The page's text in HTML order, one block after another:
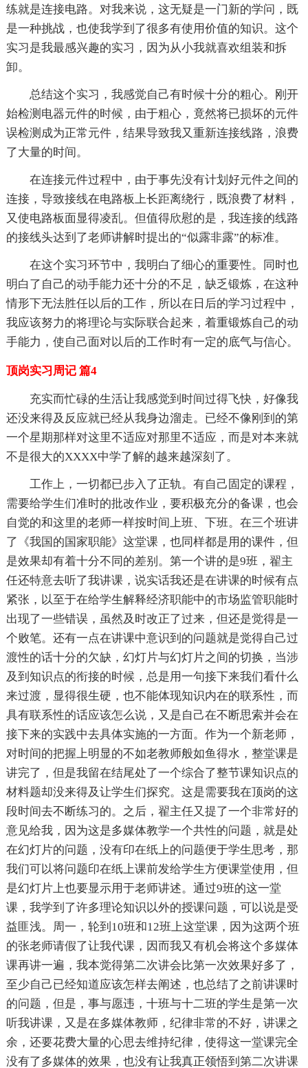
练就是连接电路。对我来说，这无疑是一门新的学问，既
是一种挑战，也使我学到了很多有使用价值的知识。这个
实习是我最感兴趣的实习，因为从小我就喜欢组装和拆
卸。
总结这个实习，我感觉自己有时候十分的粗心。刚开
始检测电器元件的时候，由于粗心，竟然将已损坏的元件
误检测成为正常元件，结果导致我又重新连接线路，浪费
了大量的时间。
在连接元件过程中，由于事先没有计划好元件之间的
连接，导致接线在电路板上长距离绕行，既浪费了材料，
又使电路板面显得凌乱。但值得欣慰的是，我连接的线路
的接线头达到了老师讲解时提出的“似露非露”的标准。
在这个实习环节中，我明白了细心的重要性。同时也
明白了自己的动手能力还十分的不足，缺乏锻炼，在这种
情形下无法胜任以后的工作，所以在日后的学习过程中，
我应该努力的将理论与实际联合起来，着重锻炼自己的动
手能力，使自己面对以后的工作时有一定的底气与信心。
顶岗实习周记 篇4
充实而忙碌的生活让我感觉到时间过得飞快，好像我
还没来得及反应就已经从我身边溜走。已经不像刚到的第
一个星期那样对这里不适应对那里不适应，而是对本来就
不是很大的XXXX中学了解的越来越深刻了。
工作上，一切都已步入了正轨。有自己固定的课程，
需要给学生们准时的批改作业，要积极充分的备课，也会
自觉的和这里的老师一样按时间上班、下班。在三个班讲
了《我国的国家职能》这堂课，也同样都是用的课件，但
是效果却有着十分不同的差别。第一个讲的是9班，翟主
任还特意去听了我讲课，说实话我还是在讲课的时候有点
紧张，以至于在给学生解释经济职能中的市场监管职能时
出现了一些错误，虽然及时改正了过来，但还是觉得是一
个败笔。还有一点在讲课中意识到的问题就是觉得自己过
渡性的话十分的欠缺，幻灯片与幻灯片之间的切换，当涉
及到知识点的衔接的时候，总是用一句接下来我们看什么
来过渡，显得很生硬，也不能体现知识内在的联系性，而
具有联系性的话应该怎么说，又是自己在不断思索并会在
接下来的实践中去具体实施的一方面。作为一个新老师，
对时间的把握上明显的不如老教师般如鱼得水，整堂课是
讲完了，但是我留在结尾处了一个综合了整节课知识点的
材料题却没来得及让学生们探究。这是需要我在顶岗的这
段时间去不断练习的。之后，翟主任又提了一个非常好的
意见给我，因为这是多媒体教学一个共性的问题，就是处
在幻灯片的问题，没有印在纸上的问题便于学生思考，那
我们可以将问题印在纸上课前发给学生方便课堂使用，但
是幻灯片上也要显示用于老师讲述。通过9班的这一堂
课，我学到了许多理论知识以外的授课问题，可以说是受
益匪浅。周一，轮到10班和12班上这堂课，因为这两个班
的张老师请假了让我代课，因而我又有机会将这个多媒体
课再讲一遍，我本觉得第二次讲会比第一次效果好多了，
至少自己已经知道应该怎样去阐述，也总结了之前讲课时
的问题，但是，事与愿违，十班与十二班的学生是第一次
听我讲课，又是在多媒体教师，纪律非常的不好，讲课之
余，还要花费大量的心思去维持纪律，使得这一堂课完全
没有了多媒体的效果，也没有让我真正领悟到第二次讲课